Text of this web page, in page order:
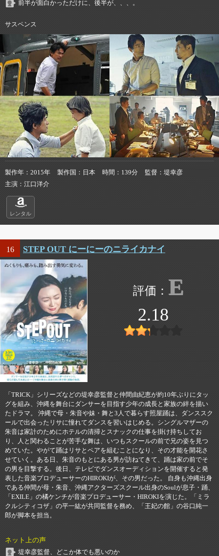
前半が面白かっただけに、後半が、、、。
サスペンス
製作年 2015年 製作国 日本 時間 139分 監督
堤幸彦
主演
江口洋介
レンタル
16 STEP OUT にーにーのニライカナイ
E
2.18
「TRICK」シリーズなどの堤幸彦監督と仲間由紀恵が約10年ぶりにタッ
グを組み、沖縄を舞台にダンサーを目指す少年の成長と家族の絆を描い
たドラマ。 沖縄で母・朱音や妹・舞と3人で暮らす照屋踊は、ダンススク
ールで出会ったリサに憧れてダンスを習いはじめる。シングルマザーの
朱音は家計のためにホテルの清掃とスナックの仕事を掛け持ちしてお
り、人と関わることが苦手な舞は、いつもスクールの前で兄の姿を見つ
めていた。やがて踊はリサとペアを組むことになり、その才能を開花さ
せていく。ある日、朱音のもとにある男が訪ねてきて、踊は家の前でそ
の男を目撃する。後日、テレビでダンスオーディションを開催すると発
表した音楽プロデューサーのHIROKIが、その男だった。 自身も沖縄出身
である仲間が母・朱音、沖縄アクターズスクール出身のSoulが息子・踊、
「EXILE」の橘ケンチが音楽プロデューサー・HIROKIを演じた。「ミラ
クルシティコザ」の平一紘が共同監督を務め、「王妃の館」の谷口純一
郎が脚本を担当。
ネット上の声
堤幸彦監督、どこか体でも悪いのか